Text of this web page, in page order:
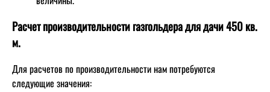
Расчет производительности газгольдера для дачи 450 кв.
м.
Для расчетов по производительности нам потребуются
следующие значения: